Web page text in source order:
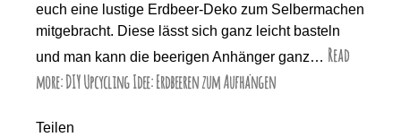
euch eine lustige Erdbeer-Deko zum Selbermachen
mitgebracht. Diese lässt sich ganz leicht basteln
und man kann die beerigen Anhänger ganz… Read
more: DIY Upcycling Idee: Erdbeeren zum Aufhängen
Teilen